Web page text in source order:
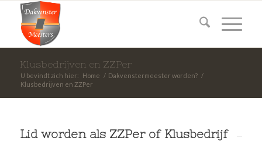
Klusbedrijven en ZZPer
U bevindt zich hier: Home / Dakvenstermeester worden? /
Klusbedrijven en ZZPer
Lid worden als ZZPer of Klusbedrijf